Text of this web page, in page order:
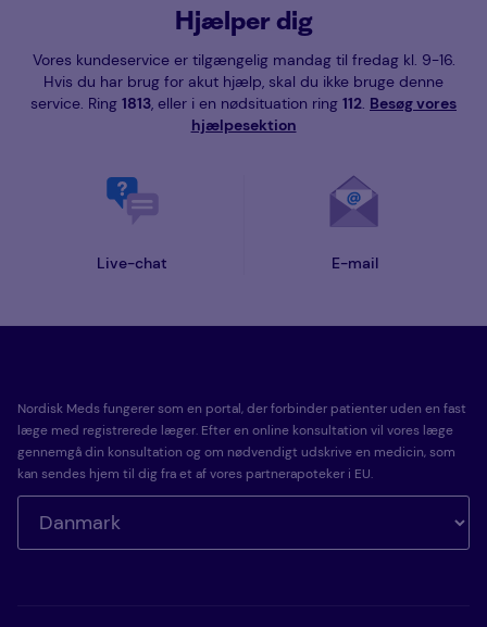
Hjælper dig
Vores kundeservice er tilgængelig mandag til fredag kl. 9-16.
Hvis du har brug for akut hjælp, skal du ikke bruge denne
service. Ring 1813, eller i en nødsituation ring 112. Besøg vores
hjælpesektion
Live-chat E-mail
Nordisk Meds fungerer som en portal, der forbinder patienter uden en fast
læge med registrerede læger. Efter en online konsultation vil vores læge
gennemgå din konsultation og om nødvendigt udskrive en medicin, som
kan sendes hjem til dig fra et af vores partnerapoteker i EU.